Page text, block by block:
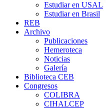
Estudiar en USAL
Estudiar en Brasil
REB
Archivo
Publicaciones
Hemeroteca
Noticias
Galería
Biblioteca CEB
Congresos
COLIBRA
CIHALCEP